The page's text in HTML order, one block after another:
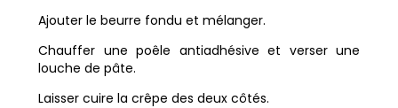
Ajouter le beurre fondu et mélanger.
Chauffer une poêle antiadhésive et verser une
louche de pâte.
Laisser cuire la crêpe des deux côtés.